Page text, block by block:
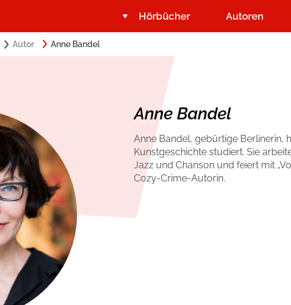
Hörbücher
Belletristik
Romance by heartroom
Krimi und Thriller
Ratgeber und Sachbuch
Autoren
Über USM Audio
Presse
Autorinnen und Autoren
Suchbegriff eingeben:
Autor Anne Bandel
Anne Bandel
Anne Bandel, gebürtige Berlinerin,
Kunstgeschichte studiert. Sie
Jazz und Chanson und feiert mit
Cozy-Crime-Autorin.